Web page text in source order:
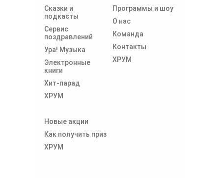
Сказки и
подкасты
Сервис
поздравлений
Ура! Музыка
Электронные
книги
Хит-парад
ХРУМ
Программы и шоу
О нас
Команда
Контакты
ХРУМ
Новые акции
Как получить приз
ХРУМ